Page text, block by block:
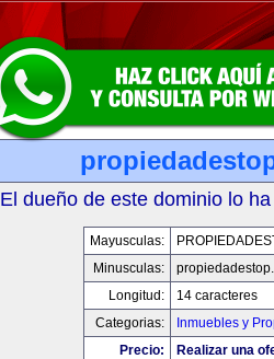
El dueño de este dominio lo
Mayusculas:
Minusculas:
Longitud:
14 caracteres
Categorias:
Inmuebles y
Precio:
Realizar una